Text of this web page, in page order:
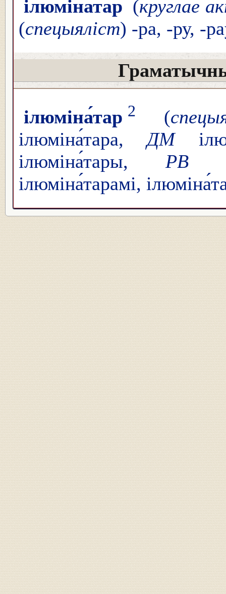
ілюміна́тар (круглае
(спецыяліст) -ра, -ру, -
ілюміна́тар 2 (
ілюміна́тара,ДМ
ілюміна́тары, РВ
ілюміна́тарамі,